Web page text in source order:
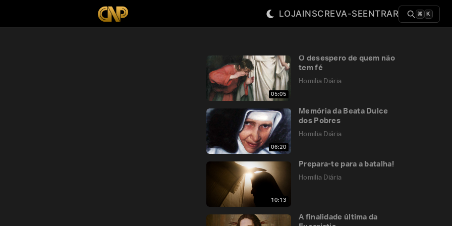
LOJAINSCREVA-SEENTRAR ⌘ K
05:05
O desespero de quem não
tem fé
Homilia Diária
06:20
Memória da Beata Dulce
dos Pobres
Homilia Diária
10:13
Prepara-te para a batalha!
Homilia Diária
A finalidade última da